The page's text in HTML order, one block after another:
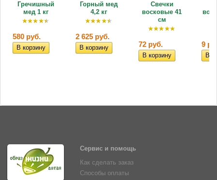
Гречишный
мед 1 кг
580 руб.
Горный мед
4,2 кг
2 625 руб.
Свечки
восковые 41
см
72 руб. 9
Сервис и помощь
Как сделать заказ
Способы оплаты